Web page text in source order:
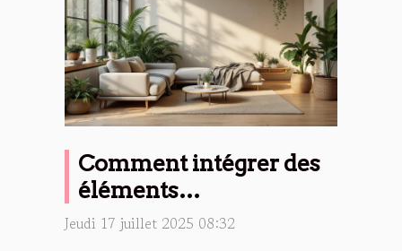
Comment intégrer des
éléments
bioclimatiques dans sa
Jeudi 17 juillet 2025 08:32